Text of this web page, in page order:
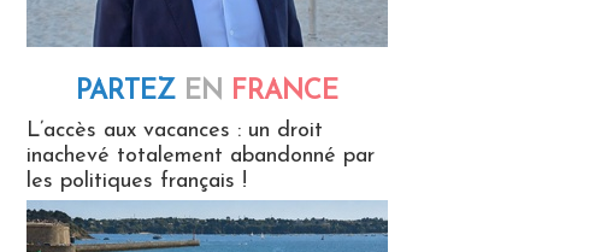
PARTEZ EN FRANCE
L’accès aux vacances : un droit
inachevé totalement abandonné par
les politiques français !